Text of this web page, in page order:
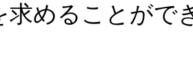
求めることがで